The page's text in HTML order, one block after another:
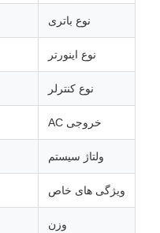
نوع باتری
نوع اینورتر
نوع کنترلر
خروجی AC
ولتاژ سیستم
ویژگی های خاص
وزن